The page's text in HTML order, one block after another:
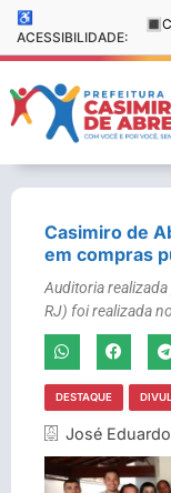
♿
ACESSIBILIDADE:
🔳
Casimiro de
em compras
Auditoria
RJ) foi realizada
DESTAQUE
José